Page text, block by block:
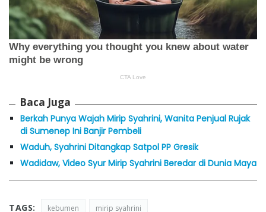
Baca Juga
Berkah Punya Wajah Mirip Syahrini, Wanita Penjual Rujak
di Sumenep Ini Banjir Pembeli
Waduh, Syahrini Ditangkap Satpol PP Gresik
Wadidaw, Video Syur Mirip Syahrini Beredar di Dunia Maya
TAGS: kebumen mirip syahrini